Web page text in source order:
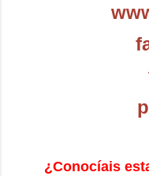
¿Conocíais